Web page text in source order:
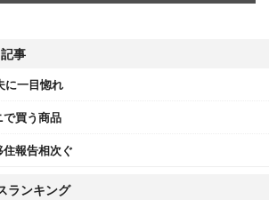
事
に一目惚れ
買う商品
報告相次ぐ
ランキング